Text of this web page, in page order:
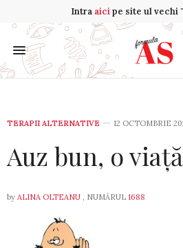
Intra aicipe site ul vechi
TERAPII ALTERNATIVE 12 OCTOMBRIE
Auz bun, o
by ALINA OLTEANU , NUMĂRUL 1688